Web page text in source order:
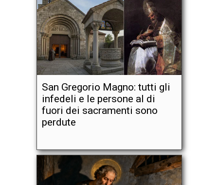
San Gregorio Magno: tutti gli
infedeli e le persone al di
fuori dei sacramenti sono
perdute